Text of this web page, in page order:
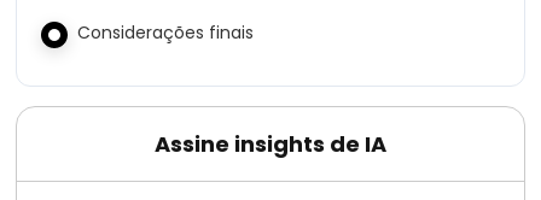
Considerações finais
Assine insights de IA